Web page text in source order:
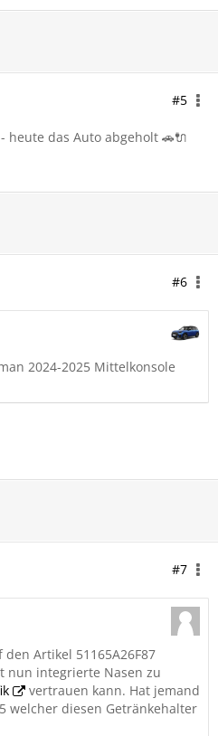
#5
heute das Auto abgeholt 🚗🔌
#6
2024-2025 Mittelkonsole
#7
Artikel 51165A26F87
nun integrierte Nasen zu
vertrauen kann. Hat jemand
welcher diesen Getränkehalter